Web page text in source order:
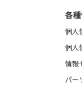
各
個人
個人
情報
パー